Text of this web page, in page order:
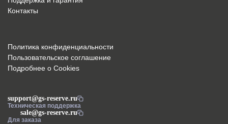
support@gs-reserve.ru
Техническая поддержка
sale@gs-reserve.ru
Для заказа
Контакты
Политика конфиденциальности
Пользовательское соглашение
Подробнее о Cookies